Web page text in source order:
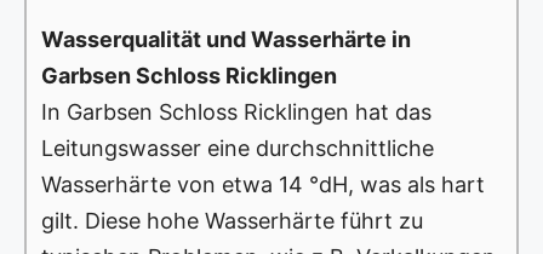
Wasserqualität und Wasserhärte in
Garbsen Schloss Ricklingen
In Garbsen Schloss Ricklingen hat das
Leitungswasser eine durchschnittliche
Wasserhärte von etwa 14 °dH, was als hart
gilt. Diese hohe Wasserhärte führt zu